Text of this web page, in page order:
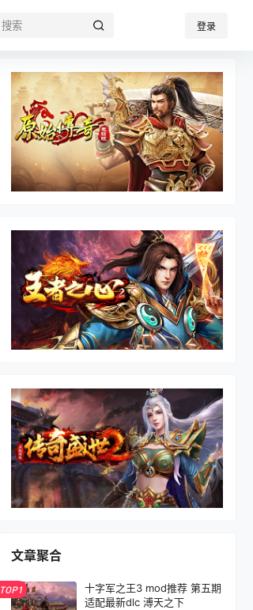
登录
文章聚合
TOP1
十字军之王3 mod推荐 第五期
适配最新dlc 溥天之下